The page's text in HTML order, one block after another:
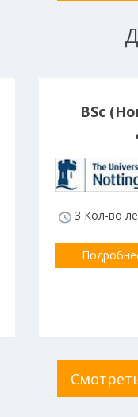
BSc
3 Кол-во